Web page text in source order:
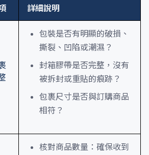
詳細說明
包裝是否有明顯的破損、
撕裂、凹陷或潮濕？
封箱膠帶是否完整，沒有
被拆封或重貼的痕跡？
包裹尺寸是否與訂購商品
相符？
核對商品數量：確保收到